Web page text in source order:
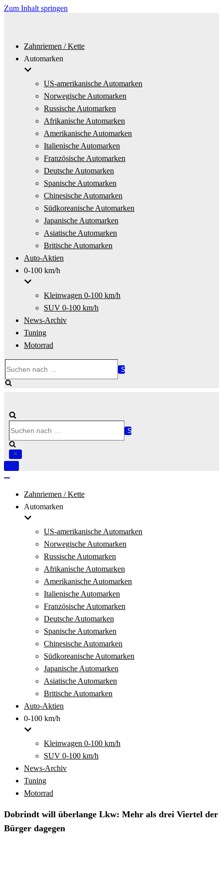
Zum Inhalt springen
Zahnriemen / Kette
Automarken
US-amerikanische Automarken
Norwegische Automarken
Russische Automarken
Afrikanische Automarken
Amerikanische Automarken
Italienische Automarken
Französische Automarken
Deutsche Automarken
Spanische Automarken
Chinesische Automarken
Südkoreanische Automarken
Japanische Automarken
Asiatische Automarken
Britische Automarken
Auto-Aktien
0-100 km/h
Kleinwagen 0-100 km/h
SUV 0-100 km/h
News-Archiv
Tuning
Motorrad
nach …
nach …
Navigation
Zahnriemen / Kette
Automarken
US-amerikanische Automarken
Norwegische Automarken
Russische Automarken
Afrikanische Automarken
Amerikanische Automarken
Italienische Automarken
Französische Automarken
Deutsche Automarken
Spanische Automarken
Chinesische Automarken
Südkoreanische Automarken
Japanische Automarken
Asiatische Automarken
Britische Automarken
Auto-Aktien
0-100 km/h
Kleinwagen 0-100 km/h
SUV 0-100 km/h
News-Archiv
Tuning
Motorrad
Dobrindt will überlange Lkw: Mehr als drei Viertel der
Bürger dagegen